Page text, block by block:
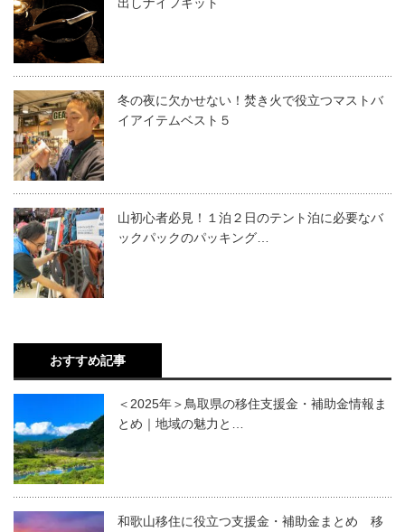
冬の夜に欠かせない！焚き火で役立つマストバ
イアイテムベスト５
山初心者必見！１泊２日のテント泊に必要なバ
ックパックのパッキング…
おすすめ記事
＜2025年＞鳥取県の移住支援金・補助金情報ま
とめ｜地域の魅力と…
和歌山移住に役立つ支援金・補助金まとめ 移